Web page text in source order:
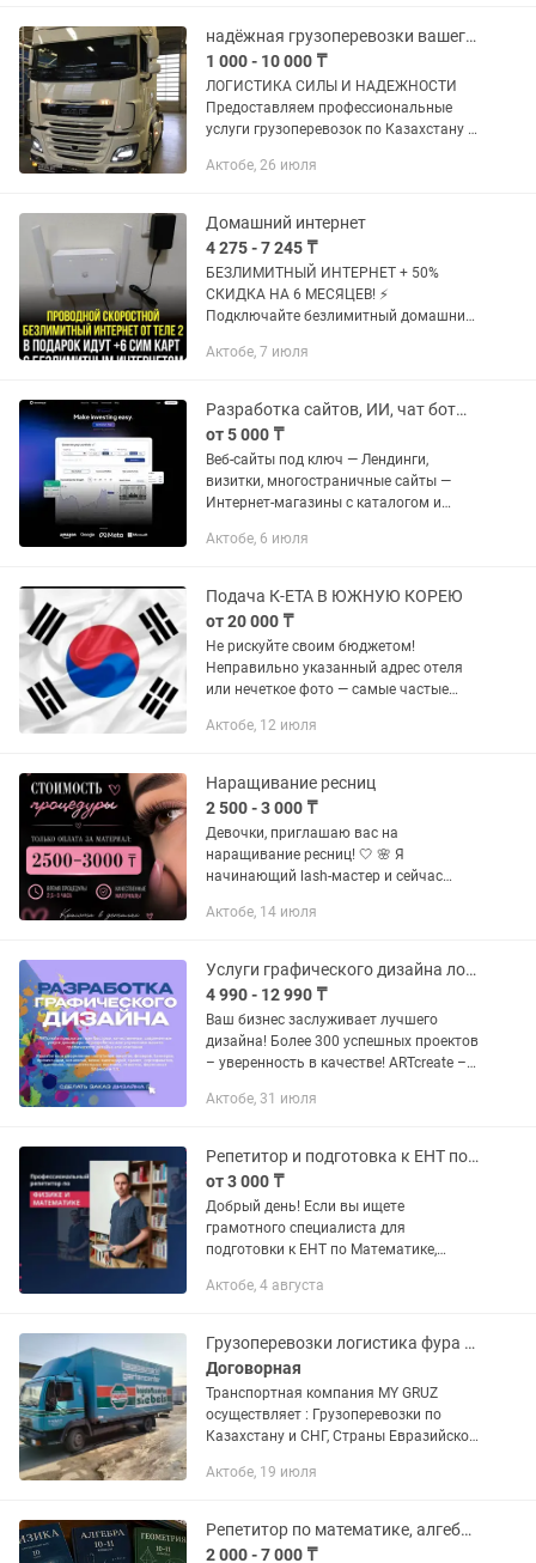
получила...
надёжная грузоперевозки вашего бизнеса!
1 000 - 10 000 ₸
ЛОГИСТИКА СИЛЫ И НАДЕЖНОСТИ
Предоставляем профессиональные
услуги грузоперевозок по Казахстану и
мощь 480 л.с., высокая надежность и
Актобе, 26 июля
Домашний интернет
4 275 - 7 245 ₸
БЕЗЛИМИТНЫЙ ИНТЕРНЕТ + 50%
СКИДКА НА 6 МЕСЯЦЕВ! ⚡
Подключайте безлимитный домашний
скоростью и забудьте о лимитах! 💥
50% на первые 6...
Актобе, 7 июля
Разработка сайтов, ИИ, чат боты, IT решения
от 5 000 ₸
Веб-сайты под ключ — Лендинги,
визитки, многостраничные сайты —
Интернет-магазины с каталогом и
порталы — SaaS, CRM/ERP-системы —
Актобе, 6 июля
Подача К-ЕТА В ЮЖНУЮ КОРЕЮ
от 20 000 ₸
Не рискуйте своим бюджетом!
Неправильно указанный адрес отеля
или нечеткое фото — самые частые
выбирают меня: -Скорость: Подача в
Актобе, 12 июля
Наращивание ресниц
2 500 - 3 000 ₸
Девочки, приглашаю вас на
наращивание ресниц! 🤍 🌸 Я
начинающий lash-мастер и сейчас
технику и пополняю портфолио. 💸
000 тг ✨ Любой...
Актобе, 14 июля
Услуги графического дизайна логотипов, баннеров, визиток, презентации
4 990 - 12 990 ₸
Ваш бизнес заслуживает лучшего
дизайна! Более 300 успешных проектов
– уверенность в качестве! ARTcreate –
профессионального графического
Актобе, 31 июля
Репетитор и подготовка к ЕНТ по математике и физике
от 3 000 ₸
Добрый день! Если вы ищете
грамотного специалиста для
подготовки к ЕНТ по Математике,
грамотности, который точно знает всю
в команду...
Актобе, 4 августа
Грузоперевозки логистика фура 10 тонник газель межгород Актобе Шымкент Алма
Договорная
Транспортная компания MY GRUZ
осуществляет : Грузоперевозки по
Казахстану и СНГ, Страны Евразийской
отдельной машиной от двери до двери.
Актобе, 19 июля
Репетитор по математике, алгебре, геометрии и физике
2 000 - 7 000 ₸